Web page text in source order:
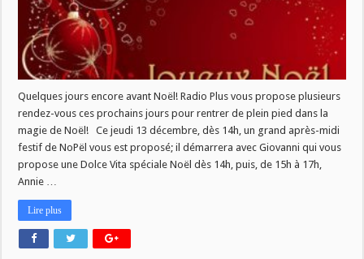
Quelques jours encore avant Noël! Radio Plus vous propose plusieurs
rendez-vous ces prochains jours pour rentrer de plein pied dans la
magie de Noël! Ce jeudi 13 décembre, dès 14h, un grand après-midi
festif de NoPël vous est proposé; il démarrera avec Giovanni qui vous
propose une Dolce Vita spéciale Noël dès 14h, puis, de 15h à 17h,
Annie …
Lire plus